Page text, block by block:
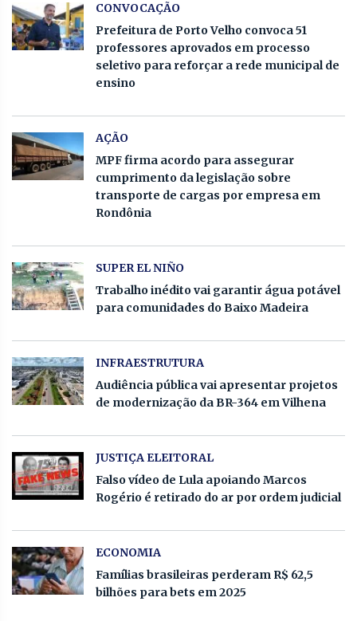
CONVOCAÇÃO
Prefeitura de Porto Velho convoca 51
professores aprovados em processo
seletivo para reforçar a rede municipal de
ensino
AÇÃO
MPF firma acordo para assegurar
cumprimento da legislação sobre
transporte de cargas por empresa em
Rondônia
SUPER EL NIÑO
Trabalho inédito vai garantir água potável
para comunidades do Baixo Madeira
INFRAESTRUTURA
Audiência pública vai apresentar projetos
de modernização da BR-364 em Vilhena
JUSTIÇA ELEITORAL
Falso vídeo de Lula apoiando Marcos
Rogério é retirado do ar por ordem judicial
ECONOMIA
Famílias brasileiras perderam R$ 62,5
bilhões para bets em 2025